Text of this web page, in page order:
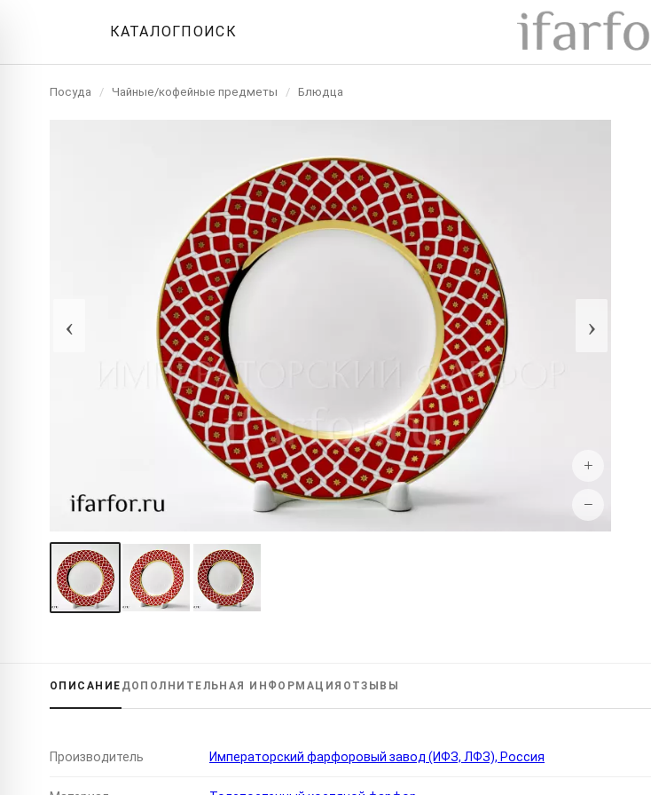
КАТАЛОГПОИСК
Посуда / Чайные/кофейные предметы / Блюдца
‹ ›
+
−
ОПИСАНИЕ ДОПОЛНИТЕЛЬНАЯ ИНФОРМАЦИЯ ОТЗЫВЫ
Производитель Императорский фарфоровый завод (ИФЗ, ЛФЗ), Россия